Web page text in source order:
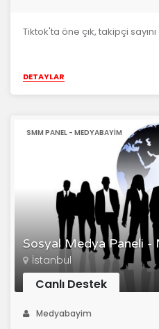
Tiktok'ta öne çık, takipçi sayını
DETAYLAR
Sosyal Medya Paneli -
SMM PANEL - MEDYABAYIM
İstanbul
Canlı Destek
Medyabayim